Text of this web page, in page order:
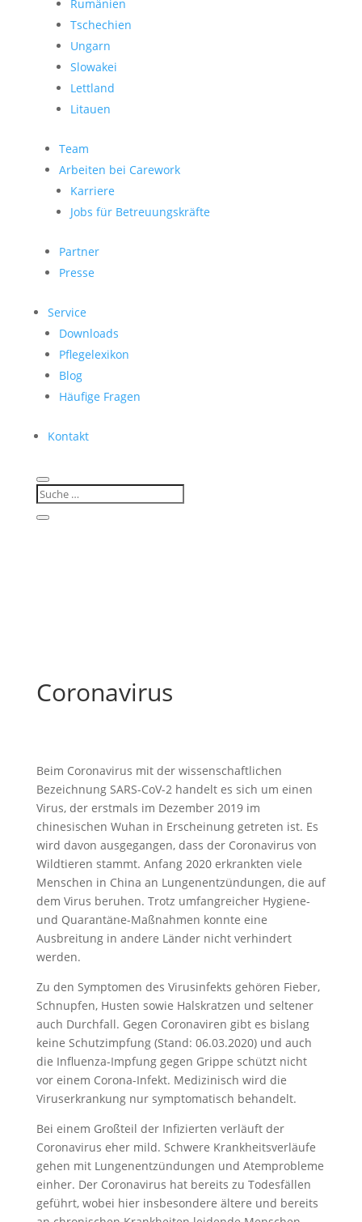
Rumänien
Tschechien
Ungarn
Slowakei
Lettland
Litauen
Team
Arbeiten bei Carework
Karriere
Jobs für Betreuungskräfte
Partner
Presse
Service
Downloads
Pflegelexikon
Blog
Häufige Fragen
Kontakt
Coronavirus
Beim Coronavirus mit der wissenschaftlichen
Bezeichnung SARS-CoV-2 handelt es sich um einen
Virus, der erstmals im Dezember 2019 im
chinesischen Wuhan in Erscheinung getreten ist. Es
wird davon ausgegangen, dass der Coronavirus von
Wildtieren stammt. Anfang 2020 erkrankten viele
Menschen in China an Lungenentzündungen, die auf
dem Virus beruhen. Trotz umfangreicher Hygiene-
und Quarantäne-Maßnahmen konnte eine
Ausbreitung in andere Länder nicht verhindert
werden.
Zu den Symptomen des Virusinfekts gehören Fieber,
Schnupfen, Husten sowie Halskratzen und seltener
auch Durchfall. Gegen Coronaviren gibt es bislang
keine Schutzimpfung (Stand: 06.03.2020) und auch
die Influenza-Impfung gegen Grippe schützt nicht
vor einem Corona-Infekt. Medizinisch wird die
Viruserkrankung nur symptomatisch behandelt.
Bei einem Großteil der Infizierten verläuft der
Coronavirus eher mild. Schwere Krankheitsverläufe
gehen mit Lungenentzündungen und Atemprobleme
einher. Der Coronavirus hat bereits zu Todesfällen
geführt, wobei hier insbesondere ältere und bereits